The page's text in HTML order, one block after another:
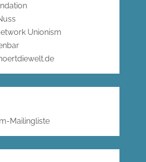
Unionism
Mailingliste